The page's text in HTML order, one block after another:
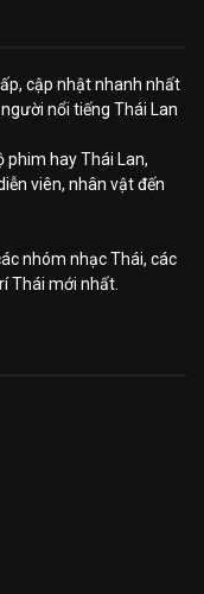
cập nhật nhanh nhất
nổi tiếng Thái Lan
phim hay Thái Lan,
viên, nhân vật đến
nhóm nhạc Thái, các
Thái mới nhất.